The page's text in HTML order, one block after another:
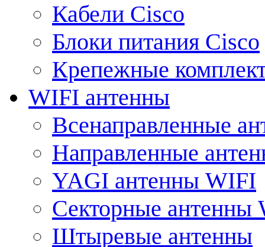
Кабели Cisco
Блоки питания Cisco
Крепежные
WIFI антенны
Всенаправленные
Направленные
YAGI антенны WIFI
Секторные антенны
Штыревые антенны